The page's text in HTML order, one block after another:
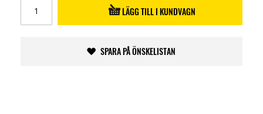
LÄGG TILL I KUNDVAGN
SPARA PÅ ÖNSKELISTAN